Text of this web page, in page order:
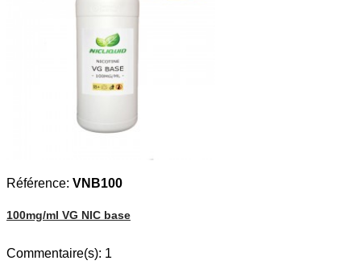
Référence: VNB100
100mg/ml VG NIC base
Commentaire(s): 1